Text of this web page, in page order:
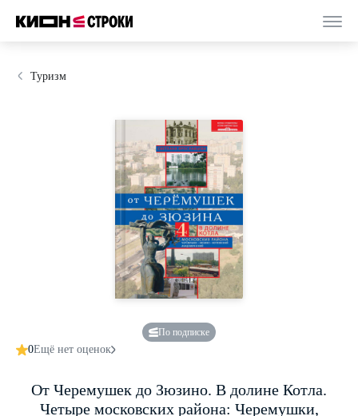
Туризм
По подписке
0Ещё нет оценок
От Черемушек до Зюзино. В долине Котла.
Четыре московских района: Черемушки,